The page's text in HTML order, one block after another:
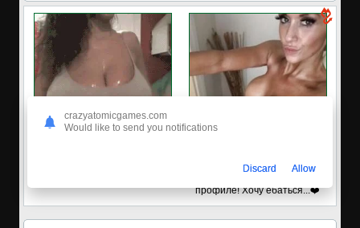
✔️Настя пишет Вам
профиле! Хочу ебаться...❤️
crazyatomicgames.com
Would like to send you notifications
Discard Allow